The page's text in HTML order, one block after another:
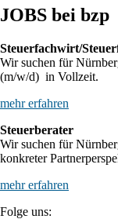
JOBS bei bzp
Steuerfachwirt/
Wir suchen für
(m/w/d) in Vollzeit.
mehr erfahren
Steuerberater
Wir suchen für
konkreter
mehr erfahren
Folge uns: